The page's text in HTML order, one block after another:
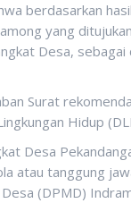
berdasarkan
yang
Desa,
Surat
Hidup
Desa
atau tanggung
(DPMD)